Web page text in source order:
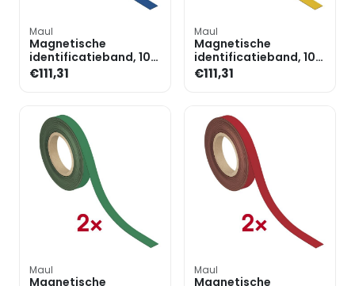
Maul
Magnetische
identificatieband, 10
m x 20 mm, set van 2
€111,31
Maul
Magnetische
identificatieband, 10
m x 20 mm, set van 2
€111,31
Maul
Magnetische
Maul
Magnetische